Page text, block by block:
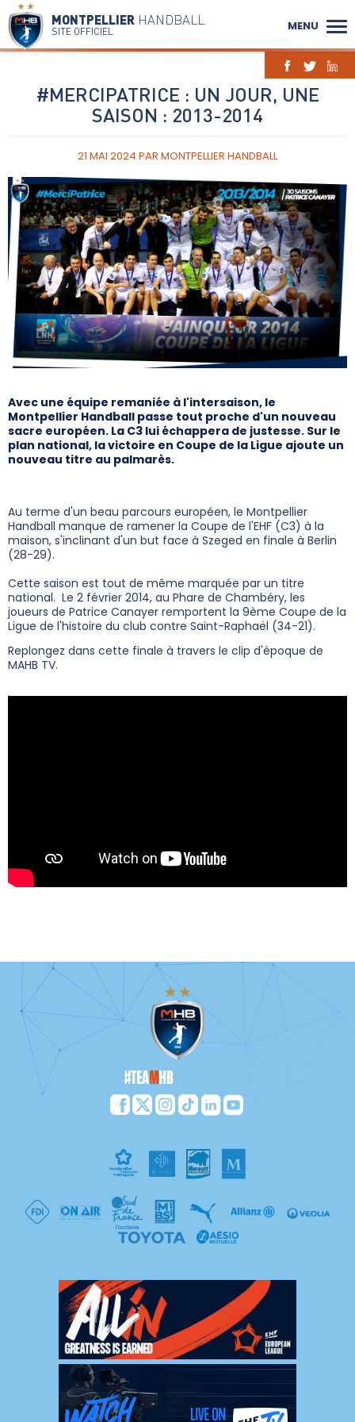
MONTPELLIERHANDBALL
SITE OFFICIEL MENU
#MERCIPATRICE : UN JOUR, UNE
SAISON : 2013-2014
21 MAI 2024 PAR MONTPELLIER HANDBALL
Avec une équipe remaniée à l'intersaison, le
Montpellier Handball passe tout proche d'un nouveau
sacre européen. La C3 lui échappera de justesse. Sur le
plan national, la victoire en Coupe de la Ligue ajoute un
nouveau titre au palmarès.
Au terme d'un beau parcours européen, le Montpellier
Handball manque de ramener la Coupe de l'EHF (C3) à la
maison, s'inclinant d'un but face à Szeged en finale à Berlin
(28-29).
Cette saison est tout de même marquée par un titre
national. Le 2 février 2014, au Phare de Chambéry, les
joueurs de Patrice Canayer remportent la 9ème Coupe de la
Ligue de l'histoire du club contre Saint-Raphaël (34-21).
Replongez dans cette finale à travers le clip d'époque de
MAHB TV.